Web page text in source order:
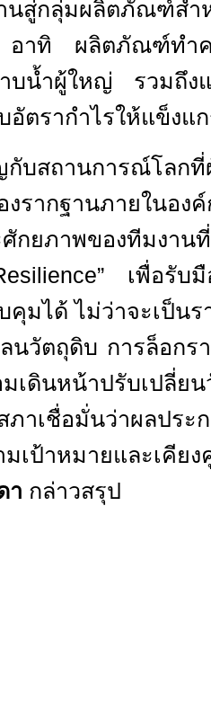
านสู่กลุ่มผลิตภัณ
อาทิ ผลิตภัณฑ์ทำค
บน้ำผู้ใหญ่ รวมถึง
อัตรากำไรให้แข็งแ
กับสถานการณ์โล
องรากฐานภายใ
ศักยภาพของทีมงาน
เพื่อรับ
คุมได้ ไม่ว่าจะเป็น
นวัตถุดิบ การล็อก
เดินหน้าปรับเปลี่ย
ภาเชื่อมั่นว่าผลป
มเป้าหมายและเคีย
า กล่าวสรุป